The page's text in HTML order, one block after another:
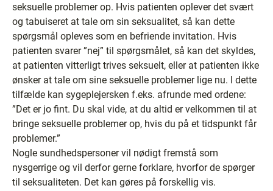
seksuelle problemer op. Hvis patienten oplever det svært
og tabuiseret at tale om sin seksualitet, så kan dette
spørgsmål opleves som en befriende invitation. Hvis
patienten svarer ”nej” til spørgsmålet, så kan det skyldes,
at patienten vitterligt trives seksuelt, eller at patienten ikke
ønsker at tale om sine seksuelle problemer lige nu. I dette
tilfælde kan sygeplejersken f.eks. afrunde med ordene:
”Det er jo fint. Du skal vide, at du altid er velkommen til at
bringe seksuelle problemer op, hvis du på et tidspunkt får
problemer.”
Nogle sundhedspersoner vil nødigt fremstå som
nysgerrige og vil derfor gerne forklare, hvorfor de spørger
til seksualiteten. Det kan gøres på forskellig vis.